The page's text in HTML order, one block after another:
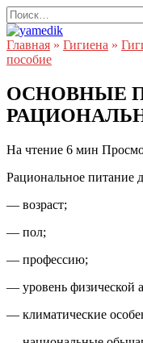
Перейти
к
содержанию
Search
for:
Главная » Гигиена »
пособие
ОСНОВНЫЕ
На чтение 6 мин
Рациональное питание
— возраст;
— пол;
— профессию;
— уровень физической
— климатические